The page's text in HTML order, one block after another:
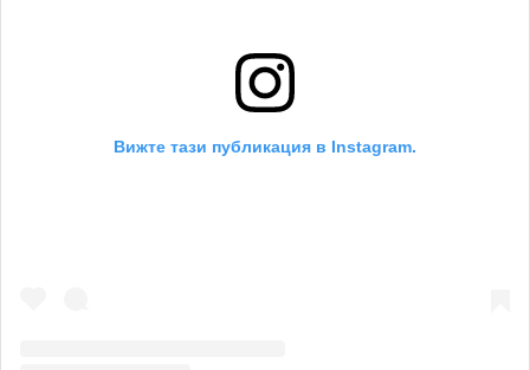
Вижте тази публикация в Instagram.